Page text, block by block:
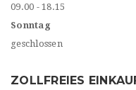
09.00 - 18.15
Sonntag
geschlossen
ZOLLFREIES